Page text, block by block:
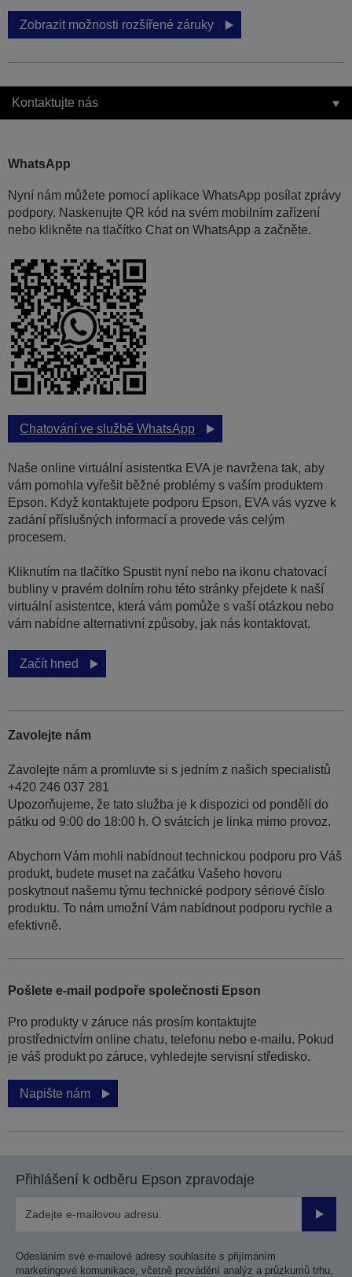
Zobrazit možnosti rozšířené záruky
Kontaktujte nás
WhatsApp
Nyní nám můžete pomocí aplikace WhatsApp posílat zprávy
podpory. Naskenujte QR kód na svém mobilním zařízení
nebo klikněte na tlačítko Chat on WhatsApp a začněte.
Chatování ve službě WhatsApp
Naše online virtuální asistentka EVA je navržena tak, aby
vám pomohla vyřešit běžné problémy s vaším produktem
Epson. Když kontaktujete podporu Epson, EVA vás vyzve k
zadání příslušných informací a provede vás celým
procesem.
Kliknutím na tlačítko Spustit nyní nebo na ikonu chatovací
bubliny v pravém dolním rohu této stránky přejdete k naší
virtuální asistentce, která vám pomůže s vaší otázkou nebo
vám nabídne alternativní způsoby, jak nás kontaktovat.
Začít hned
Zavolejte nám
Zavolejte nám a promluvte si s jedním z našich specialistů
+420 246 037 281
Upozorňujeme, že tato služba je k dispozici od pondělí do
pátku od 9:00 do 18:00 h. O svátcích je linka mimo provoz.
Abychom Vám mohli nabídnout technickou podporu pro Váš
produkt, budete muset na začátku Vašeho hovoru
poskytnout našemu týmu technické podpory sériové číslo
produktu. To nám umožní Vám nabídnout podporu rychle a
efektivně.
Pošlete e-mail podpoře společnosti Epson
Pro produkty v záruce nás prosím kontaktujte
prostřednictvím online chatu, telefonu nebo e-mailu. Pokud
je váš produkt po záruce, vyhledejte servisní středisko.
Napište nám
Přihlášení k odběru Epson zpravodaje
Odesláním své e-mailové adresy souhlasíte s přijímáním
marketingové komunikace, včetně provádění analýz a průzkumů trhu,